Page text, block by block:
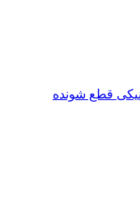
قطع شونده